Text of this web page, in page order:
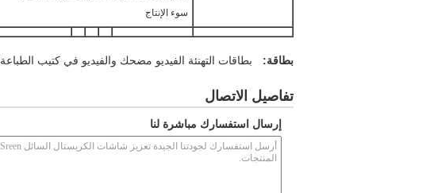
سوء الإنتاج
بطاقة: بطاقات التهنئة الفيديو مضحك والفيديو في كتيب الطباعة
تفاصيل الاتصال
إرسال استفسارك مباشرة لنا